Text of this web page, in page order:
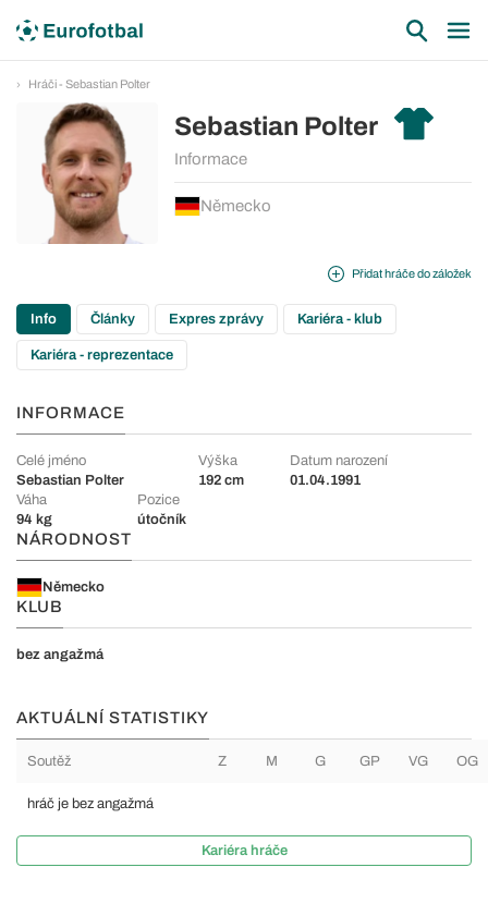
Hráči - Sebastian Polter
Sebastian Polter
Informace
Německo
Přidat hráče do záložek
Info Články Expres zprávy Kariéra - klub
Kariéra - reprezentace
INFORMACE
Celé jméno
Sebastian Polter
Výška
192 cm
Datum narození
01.04.1991
Váha
94 kg
Pozice
útočník
NÁRODNOST
Německo
KLUB
bez angažmá
AKTUÁLNÍ STATISTIKY
Soutěž Z M G GP VG OG
hráč je bez angažmá
Kariéra hráče